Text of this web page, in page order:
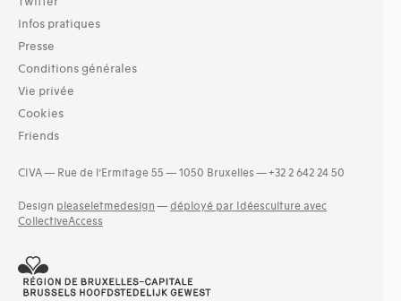
Infos pratiques
Presse
Conditions générales
Vie privée
Cookies
Friends
CIVA — Rue de l’Ermitage 55 — 1050 Bruxelles — +32 2 642 24 50
Design pleaseletmedesign — déployé par Idéesculture avec
CollectiveAccess